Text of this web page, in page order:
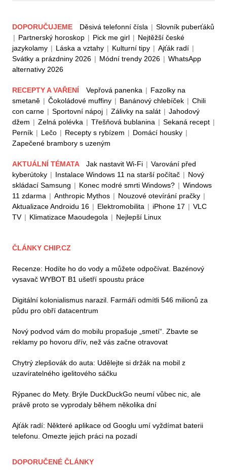
DOPORUČUJEME Děsivá telefonní čísla | Slovník puberťáků
| Partnerský horoskop | Pick me girl | Nejtěžší české
jazykolamy | Láska a vztahy | Kulturní tipy | Ajťák radí |
Svátky a prázdniny 2026 | Módní trendy 2026 | WhatsApp
alternativy 2026
RECEPTY A VAŘENÍ Vepřová panenka | Fazolky na
smetaně | Čokoládové muffiny | Banánový chlebíček | Chili
con carne | Sportovní nápoj | Zálivky na salát | Jahodový
džem | Zelná polévka | Třešňová bublanina | Sekaná recept |
Perník | Lečo | Recepty s rybízem | Domácí housky |
Zapečené brambory s uzeným
AKTUÁLNÍ TÉMATA Jak nastavit Wi-Fi | Varování před
kyberútoky | Instalace Windows 11 na starší počítač | Nový
skládací Samsung | Konec modré smrti Windows? | Windows
11 zdarma | Anthropic Mythos | Nouzové otevírání pračky |
Aktualizace Androidu 16 | Elektromobilita | iPhone 17 | VLC
TV | Klimatizace Maoudegola | Nejlepší Linux
ČLÁNKY CHIP.CZ
Recenze: Hodíte ho do vody a můžete odpočívat. Bazénový
vysavač WYBOT B1 ušetří spoustu práce
Digitální kolonialismus narazil. Farmáři odmítli 546 milionů za
půdu pro obří datacentrum
Nový podvod vám do mobilu propašuje „smetí“. Zbavte se
reklamy po hovoru dřív, než vás začne otravovat
Chytrý zlepšovák do auta: Udělejte si držák na mobil z
uzavíratelného igelitového sáčku
Rýpanec do Mety. Brýle DuckDuckGo neumí vůbec nic, ale
právě proto se vyprodaly během několika dní
Ajťák radí: Některé aplikace od Googlu umí vyždímat baterii
telefonu. Omezte jejich práci na pozadí
DOPORUČENÉ ČLÁNKY